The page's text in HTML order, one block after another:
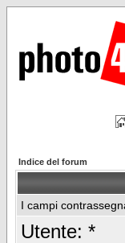
Indice del forum
I campi
Utente: *